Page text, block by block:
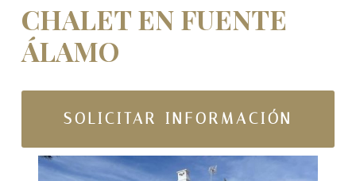
CHALET EN FUENTE
ÁLAMO
SOLICITAR INFORMACIÓN